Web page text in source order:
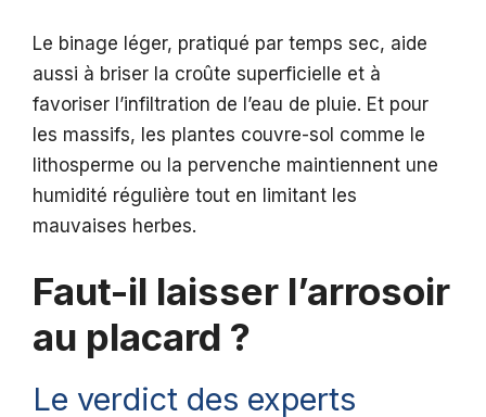
Le binage léger, pratiqué par temps sec, aide
aussi à briser la croûte superficielle et à
favoriser l’infiltration de l’eau de pluie. Et pour
les massifs, les plantes couvre-sol comme le
lithosperme ou la pervenche maintiennent une
humidité régulière tout en limitant les
mauvaises herbes.
Faut-il laisser l’arrosoir
au placard ?
Le verdict des experts